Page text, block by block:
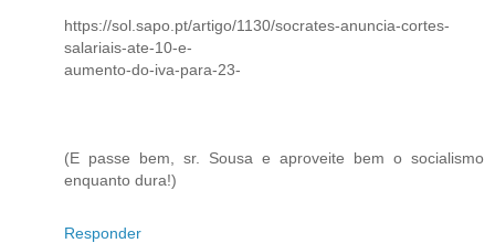
https://sol.sapo.pt/artigo/1130/socrates-anuncia-cortes-
salariais-ate-10-e-
aumento-do-iva-para-23-
(E passe bem, sr. Sousa e aproveite bem o socialismo
enquanto dura!)
Responder